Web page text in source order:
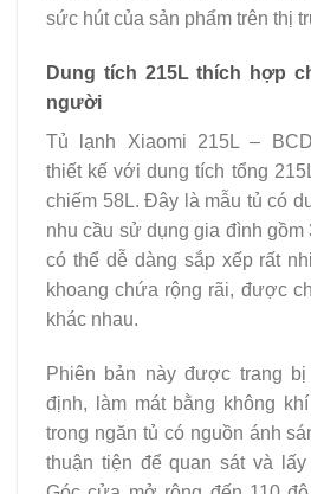
sức hút của sản phẩm trên thị
Dung tích 215L thích hợp
người
Tủ lạnh Xiaomi 215L –
thiết kế với dung tích tổng
chiếm 58L. Đây là mẫu tủ có
nhu cầu sử dụng gia đình gồm
có thể dễ dàng sắp xếp rất
khoang chứa rộng rãi, được
khác nhau.
Phiên bản này được trang
định, làm mát bằng không
trong ngăn tủ có nguồn ánh
thuận tiện để quan sát và